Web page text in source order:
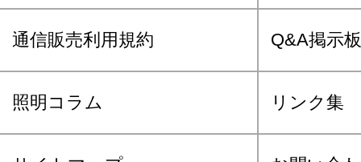
通信販売利用規約 Q&A掲示板
照明コラム リンク集